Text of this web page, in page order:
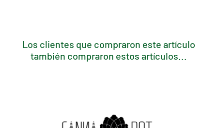
Los clientes que compraron este artículo
también compraron estos artículos...